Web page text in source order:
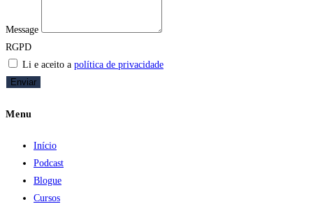
Message
RGPD
Li e aceito a política de privacidade
Enviar
Menu
Início
Podcast
Blogue
Cursos